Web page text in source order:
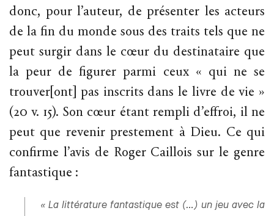
donc, pour l’auteur, de présenter les acteurs
de la fin du monde sous des traits tels que ne
peut surgir dans le cœur du destinataire que
la peur de figurer parmi ceux « qui ne se
trouver[ont] pas inscrits dans le livre de vie »
(20 v. 15). Son cœur étant rempli d’effroi, il ne
peut que revenir prestement à Dieu. Ce qui
confirme l’avis de Roger Caillois sur le genre
fantastique :
« La littérature fantastique est (…) un jeu avec la